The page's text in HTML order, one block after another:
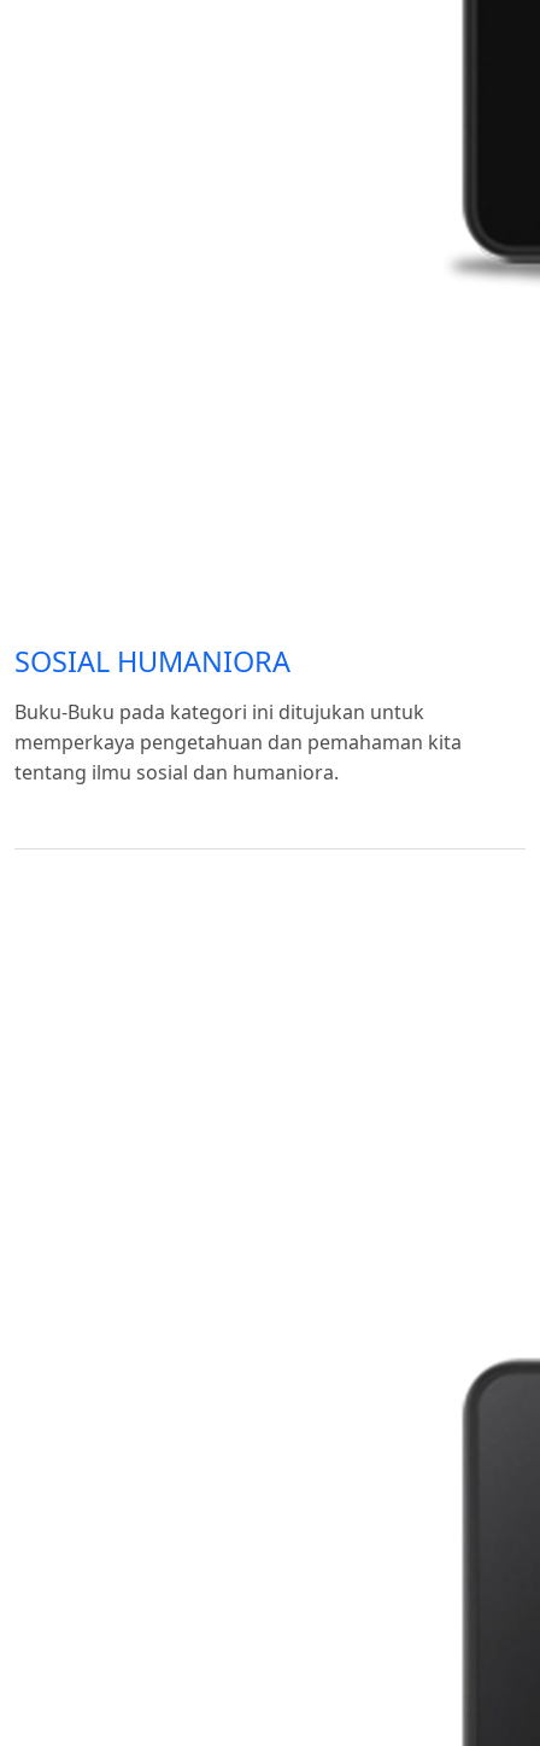
SOSIAL HUMANIORA
Buku-Buku pada kategori ini ditujukan untuk
memperkaya pengetahuan dan pemahaman kita
tentang ilmu sosial dan humaniora.